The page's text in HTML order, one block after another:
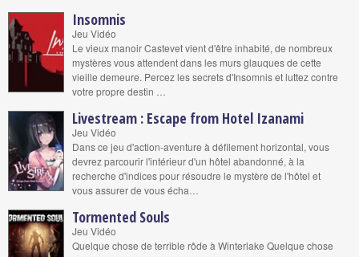
Insomnis
Jeu Vidéo
Le vieux manoir Castevet vient d'être inhabité, de nombreux
mystères vous attendent dans les murs glauques de cette
vieille demeure. Percez les secrets d'Insomnis et luttez contre
votre propre destin …
Livestream : Escape from Hotel Izanami
Jeu Vidéo
Dans ce jeu d'action-aventure à défilement horizontal, vous
devrez parcourir l'intérieur d'un hôtel abandonné, à la
recherche d'indices pour résoudre le mystère de l'hôtel et
vous assurer de vous écha…
Tormented Souls
Jeu Vidéo
Quelque chose de terrible rôde à Winterlake Quelque chose